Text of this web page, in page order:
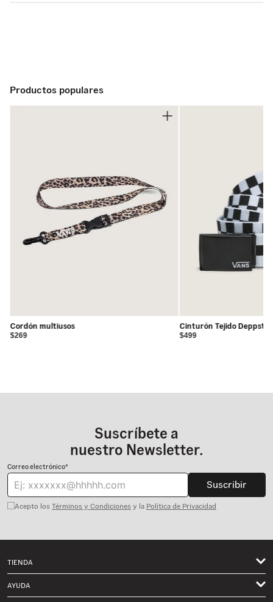
ofrece durabilidad y resistencia, mientras que los detalles
utilitarios refuerzan su look auténtico. El acabado con
lavado vintage aporta una sensación desgastada desde el
- Pantalón de canvas de 12 oz
- Diseño carpenter tradicional
- Presilla para martillo y bolsillo para herramientas
- Etiqueta tejida en el bolsillo trasero para branding
- Gráfico y lavado vintage para un look desgastado
- Corte loose para un ajuste amplio y cómodo
- Abertura de pierna: 18.5”
Productos populares
Cordón multiusos
$269
Cinturón Tejido Deppster
$499
Suscríbete a
nuestro Newsletter.
Correo electrónico*
Suscribir
Acepto los Términos y Condiciones y la Política de Privacidad
TIENDA
Hombre
AYUDA